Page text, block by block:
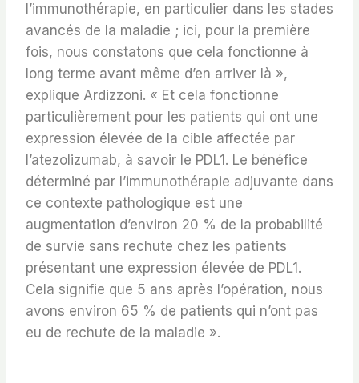
l’immunothérapie, en particulier dans les stades
avancés de la maladie ; ici, pour la première
fois, nous constatons que cela fonctionne à
long terme avant même d’en arriver là »,
explique Ardizzoni. « Et cela fonctionne
particulièrement pour les patients qui ont une
expression élevée de la cible affectée par
l’atezolizumab, à savoir le PDL1. Le bénéfice
déterminé par l’immunothérapie adjuvante dans
ce contexte pathologique est une
augmentation d’environ 20 % de la probabilité
de survie sans rechute chez les patients
présentant une expression élevée de PDL1.
Cela signifie que 5 ans après l’opération, nous
avons environ 65 % de patients qui n’ont pas
eu de rechute de la maladie ».